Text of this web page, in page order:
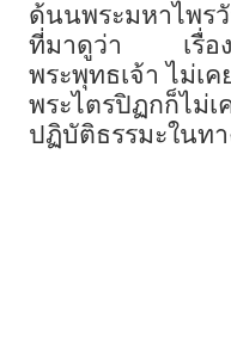
ด้นนพระมหาไพร
ที่มาดูว่า เรื่องก
พระพุทธเจ้า ไม่เ
พระไตรปิฏกก็ไม่
ปฏิบัติธรรมะในท